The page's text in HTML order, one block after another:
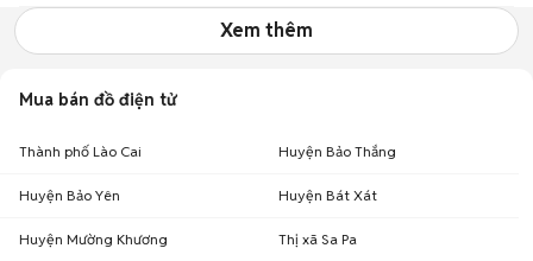
Xem thêm
Mua bán đồ điện tử
Thành phố Lào Cai Huyện Bảo Thắng
Huyện Bảo Yên Huyện Bát Xát
Huyện Mường Khương Thị xã Sa Pa